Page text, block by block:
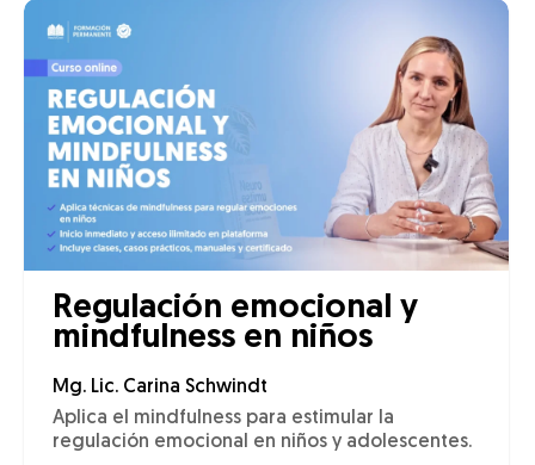
Regulación emocional y
mindfulness en niños
Mg. Lic. Carina Schwindt
Aplica el mindfulness para estimular la
regulación emocional en niños y adolescentes.